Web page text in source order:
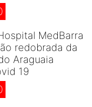
MedBarra
redobrada da
Araguaia
19